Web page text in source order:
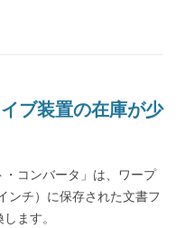
ブ装置の在庫が少
コンバータ」は、ワープ
ンチ）に保存された文書フ
ます。